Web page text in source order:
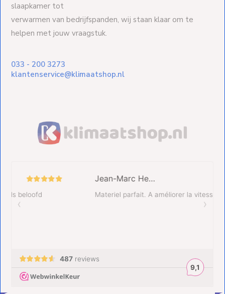
slaapkamer tot
verwarmen van bedrijfspanden, wij staan klaar om te
helpen met jouw vraagstuk.
033 - 200 3273
klantenservice@klimaatshop.nl